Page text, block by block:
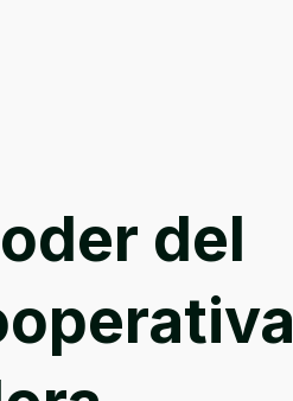
del